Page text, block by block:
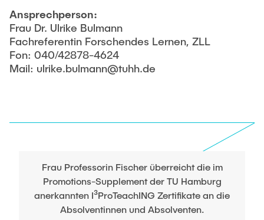
Ansprechperson:
Frau Dr. Ulrike Bulmann
Fachreferentin Forschendes Lernen, ZLL
Fon: 040/42878-4624
Mail: ulrike.bulmann@tuhh.de
Frau Professorin Fischer überreicht die im
Promotions-Supplement der TU Hamburg
anerkannten I³ProTeachING Zertifikate an die
Absolventinnen und Absolventen.